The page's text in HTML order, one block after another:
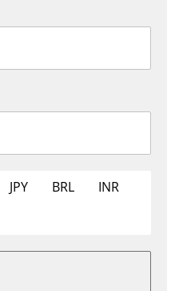
JPY BRL
INR